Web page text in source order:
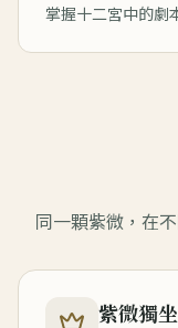
掌握十二宮中的劇
同一顆紫微，在
紫微獨坐